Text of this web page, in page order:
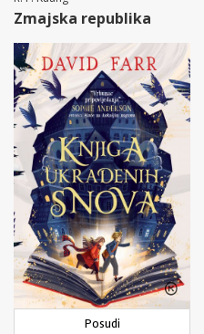
Zmajska republika
Posudi